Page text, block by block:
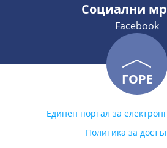
Социални
Facebook
ГОРЕ
Единен портал за
Политика за